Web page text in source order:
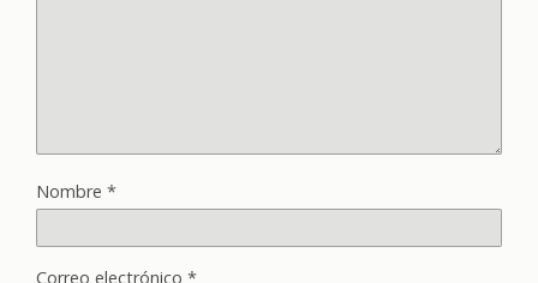
Nombre *
Correo electrónico *